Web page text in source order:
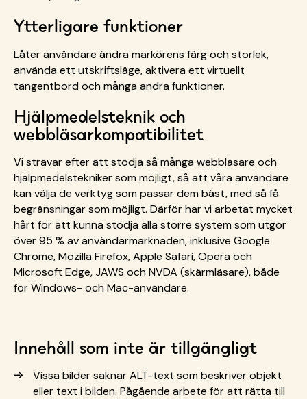
Ytterligare funktioner
Låter användare ändra markörens färg och storlek,
använda ett utskriftsläge, aktivera ett virtuellt
tangentbord och många andra funktioner.
Hjälpmedelsteknik och
webbläsarkompatibilitet
Vi strävar efter att stödja så många webbläsare och
hjälpmedelstekniker som möjligt, så att våra användare
kan välja de verktyg som passar dem bäst, med så få
begränsningar som möjligt. Därför har vi arbetat mycket
hårt för att kunna stödja alla större system som utgör
över 95 % av användarmarknaden, inklusive Google
Chrome, Mozilla Firefox, Apple Safari, Opera och
Microsoft Edge, JAWS och NVDA (skärmläsare), både
för Windows- och Mac-användare.
Innehåll som inte är tillgängligt
Vissa bilder saknar ALT-text som beskriver objekt
eller text i bilden. Pågående arbete för att rätta till